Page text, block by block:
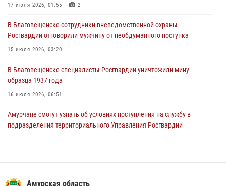
Координационного совета по вопросам частной охранной
деятельности при Управлении Росгвардии по Амурской области
21 июля 2026, 01:10
17 июля 2026, 01:55 2
В Благовещенске сотрудники вневедомственной охраны
Росгвардии отговорили мужчину от необдуманного поступка
15 июля 2026, 03:20
В Благовещенске специалисты Росгвардии уничтожили мину
образца 1937 года
16 июля 2026, 06:51
Амурчане смогут узнать об условиях поступления на службу в
подразделения территориального Управления Росгвардии
28 июля 2026, 09:01 3
Амурская область